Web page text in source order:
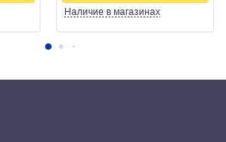
Наличие в магазинах